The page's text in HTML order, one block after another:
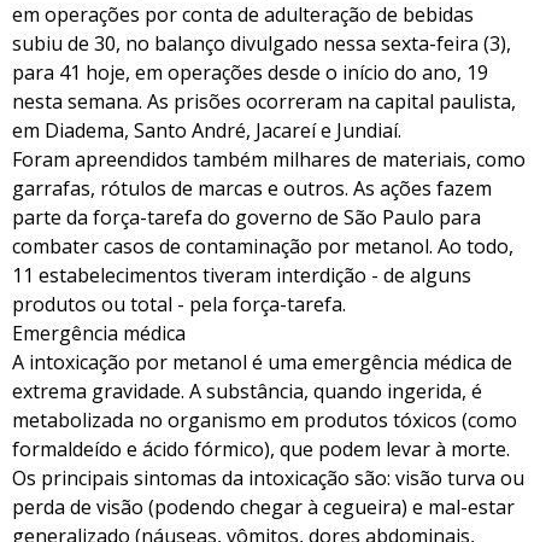
em operações por conta de adulteração de bebidas
subiu de 30, no balanço divulgado nessa sexta-feira (3),
para 41 hoje, em operações desde o início do ano, 19
nesta semana. As prisões ocorreram na capital paulista,
em Diadema, Santo André, Jacareí e Jundiaí.
Foram apreendidos também milhares de materiais, como
garrafas, rótulos de marcas e outros. As ações fazem
parte da força-tarefa do governo de São Paulo para
combater casos de contaminação por metanol. Ao todo,
11 estabelecimentos tiveram interdição - de alguns
produtos ou total - pela força-tarefa.
Emergência médica
A intoxicação por metanol é uma emergência médica de
extrema gravidade. A substância, quando ingerida, é
metabolizada no organismo em produtos tóxicos (como
formaldeído e ácido fórmico), que podem levar à morte.
Os principais sintomas da intoxicação são: visão turva ou
perda de visão (podendo chegar à cegueira) e mal-estar
generalizado (náuseas, vômitos, dores abdominais,